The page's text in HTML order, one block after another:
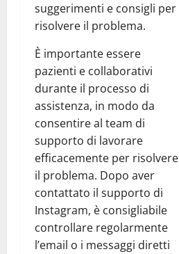
suggerimenti e consigli per
risolvere il problema.
È importante essere
pazienti e collaborativi
durante il processo di
assistenza, in modo da
consentire al team di
supporto di lavorare
efficacemente per risolvere
il problema. Dopo aver
contattato il supporto di
Instagram, è consigliabile
controllare regolarmente
l’email o i messaggi diretti